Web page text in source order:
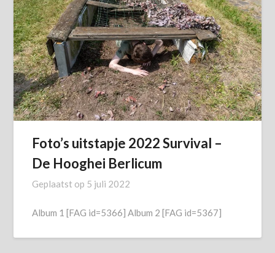
Foto’s uitstapje 2022 Survival –
De Hooghei Berlicum
Geplaatst op 5 juli 2022
Album 1 [FAG id=5366] Album 2 [FAG id=5367]